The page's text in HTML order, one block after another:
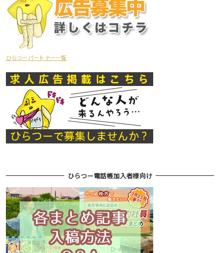
ひらつーパートナー一覧
ひらつー電話帳加入者様向け